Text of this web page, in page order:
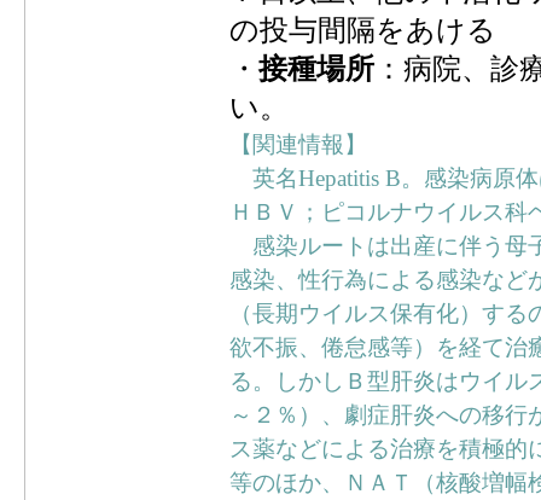
の投与間隔をあける
・接種場所 ：病院、診
い。
【関連情報】
英名Hepatitis B。感染病原
ＨＢＶ；ピコルナウイルス科
感染ルートは出産に伴う母
感染、性行為による感染など
（長期ウイルス保有化）す
欲不振、倦怠感等）を経て治
る。しかしＢ型肝炎はウイル
～２％）、劇症肝炎への移
ス薬などによる治療を積極
等のほか、ＮＡＴ（核酸増幅